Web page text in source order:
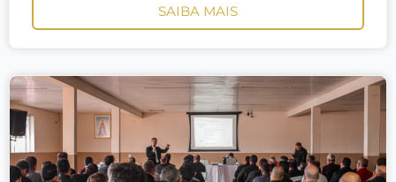
SAIBA MAIS